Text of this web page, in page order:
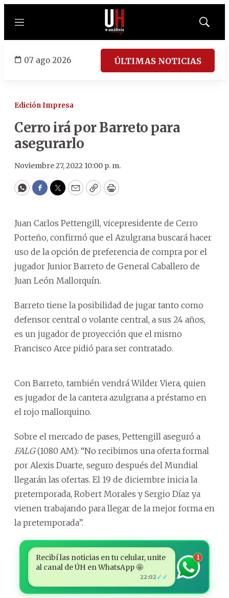
Menú
Mostrar
07 ago 2026 ÚLTIMAS NOTICIAS
Edición Impresa
Cerro irá por Barreto para
asegurarlo
Noviembre 27, 2022 10:00 p. m.
WhatsApp
Facebook
Twitter
EmailCopyPrint
Juan Carlos Pettengill, vicepresidente de Cerro
Porteño, confirmó que el Azulgrana buscará hacer
uso de la opción de preferencia de compra por el
jugador Junior Barreto de General Caballero de
Juan León Mallorquín.
Barreto tiene la posibilidad de jugar tanto como
defensor central o volante central, a sus 24 años,
es un jugador de proyección que el mismo
Francisco Arce pidió para ser contratado.
Con Barreto, también vendrá Wilder Viera, quien
es jugador de la cantera azulgrana a préstamo en
el rojo mallorquino.
Sobre el mercado de pases, Pettengill aseguró a
FALG(1080 AM): “No recibimos una oferta formal
por Alexis Duarte, seguro después del Mundial
llegarán las ofertas. El 19 de diciembre inicia la
pretemporada, Robert Morales y Sergio Díaz ya
vienen trabajando para llegar de la mejor forma en
la pretemporada”.
Recibí las noticias en tu celular, unite
al canal de ÚH en WhatsApp 🤩
22:02 ✓✓
1